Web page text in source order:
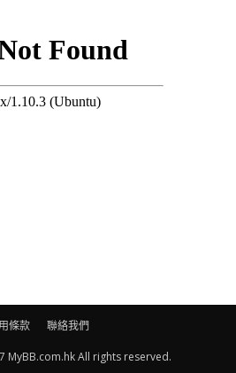
條款 聯絡我們
MyBB.com.hk All rights reserved.